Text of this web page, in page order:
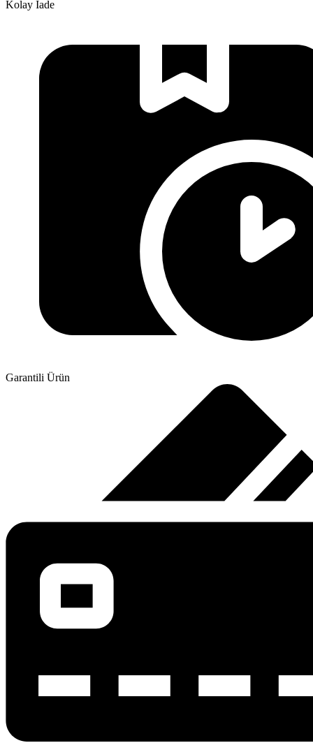
Kolay İade
Garantili Ürün